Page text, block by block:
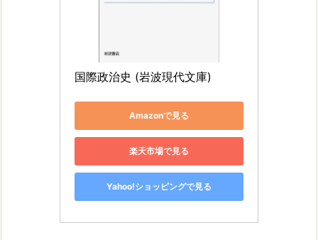
国際政治史 (岩波現代文庫)
Amazonで見る
楽天市場で見る
Yahoo!ショッピングで見る